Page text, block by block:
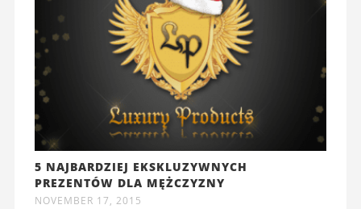
5 NAJBARDZIEJ EKSKLUZYWNYCH
PREZENTÓW DLA MĘŻCZYZNY
NOVEMBER 17, 2015